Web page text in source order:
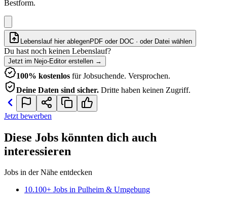
Bestform.
Lebenslauf hier ablegenPDF oder DOC · oder Datei wählen
Du hast noch keinen Lebenslauf?
Jetzt im Nejo-Editor erstellen →
100% kostenlos für Jobsuchende. Versprochen.
Deine Daten sind sicher. Dritte haben keinen Zugriff.
Jetzt bewerben
Diese Jobs könnten dich auch
interessieren
Jobs in der Nähe entdecken
10.100+ Jobs in Pulheim & Umgebung